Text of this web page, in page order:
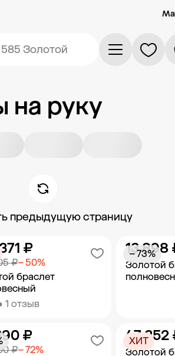
Золотой
на руку
предыдущую страницу
1 отзыв
браслет
₽− 50%
₽
в корзину
Золотой
13 898
− 73%
₽− 72%
₽
Золотой
47 352
ХИТ